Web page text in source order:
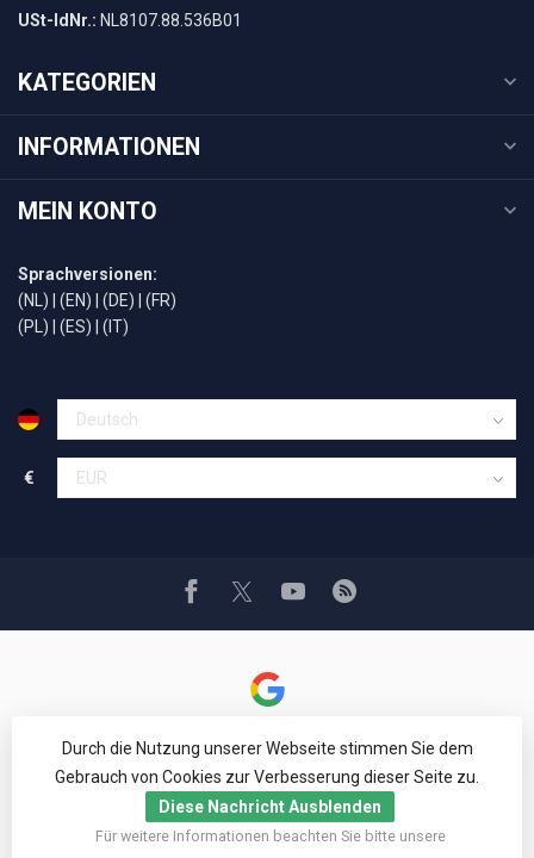
USt-IdNr.: NL8107.88.536B01
KATEGORIEN
INFORMATIONEN
MEIN KONTO
Sprachversionen:
(NL)
(EN) (DE)
(FR)
(PL)
(ES) (IT)
€
© Copyright 1994 - 2026 Car Cosmetics® Hail pro®
Durch die Nutzung unserer Webseite stimmen Sie dem
Gebrauch von Cookies zur Verbesserung dieser Seite zu.
Diese Nachricht Ausblenden
Für weitere Informationen beachten Sie bitte unsere